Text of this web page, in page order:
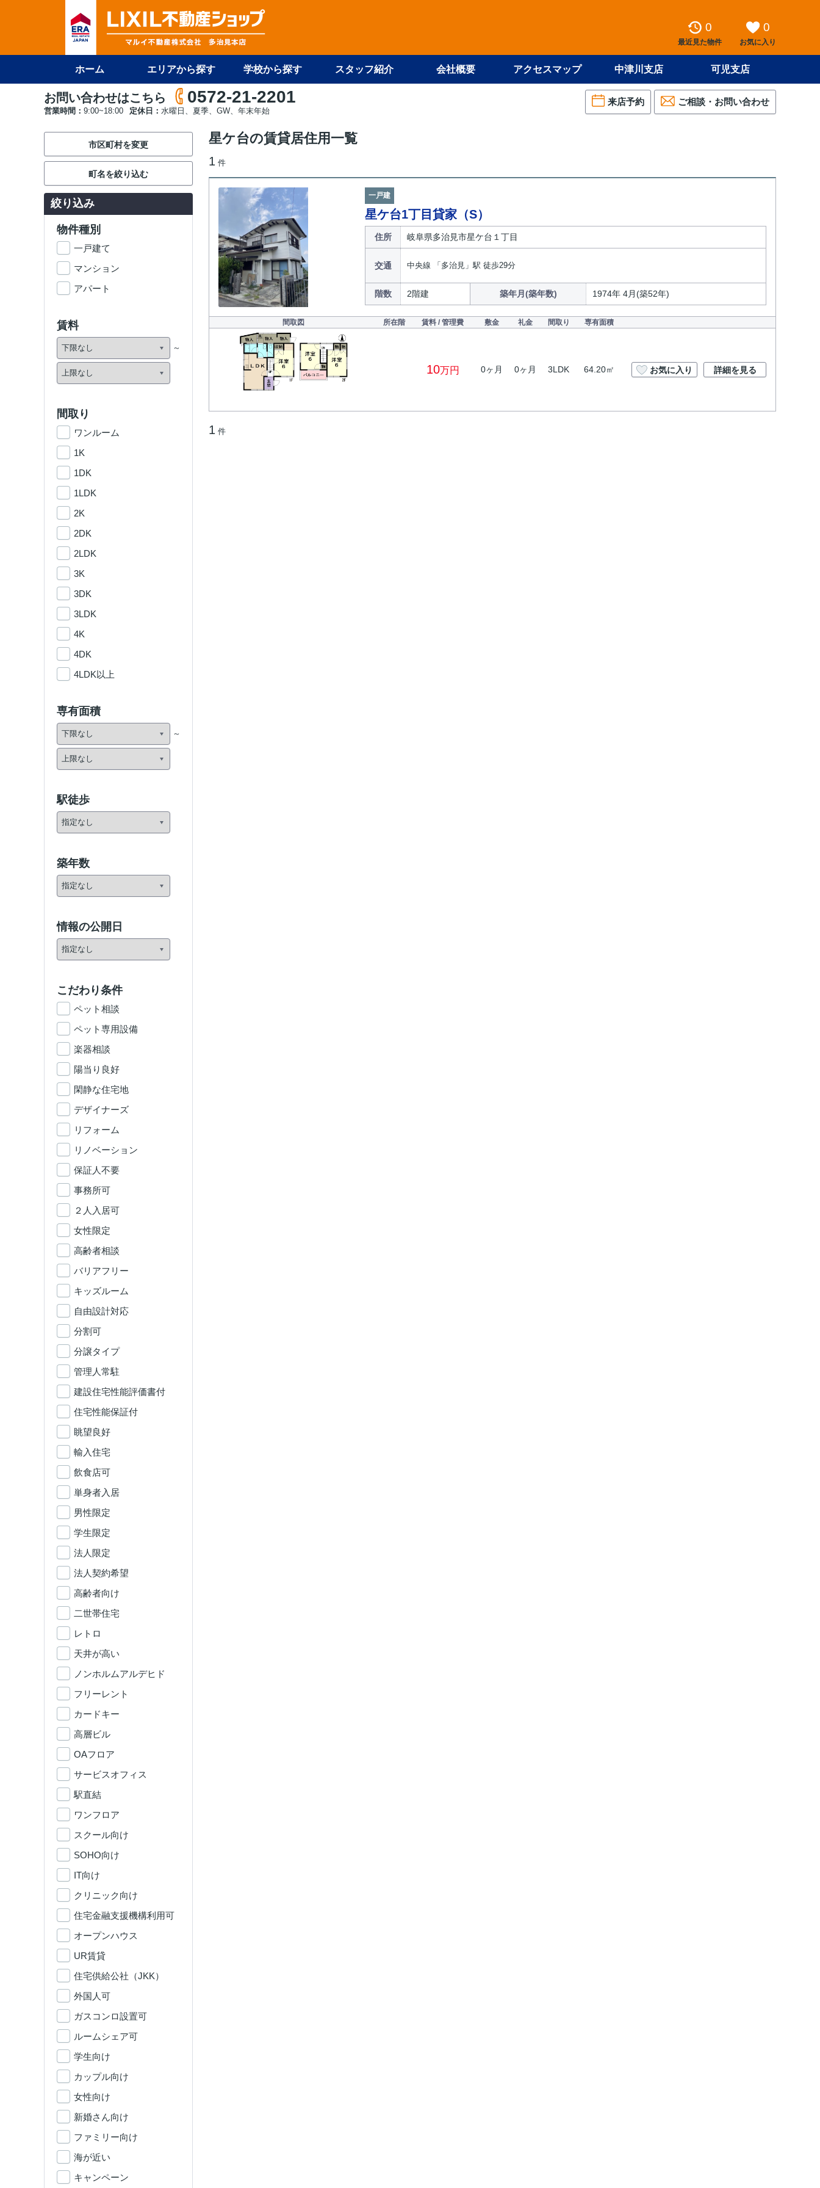
0
最近見た物件
0
お気に入り
ホーム エリアから探す 学校から探す スタッフ紹介 会社概要 アクセスマップ 中津川支店 可児支店
お問い合わせはこちら 0572-21-2201
営業時間： 9:00~18:00 定休日： 水曜日、夏季、GW、年末年始
来店予約 ご相談・お問い合わせ
星ケ台の賃貸居住用一覧
1 件
一戸建
星ケ台1丁目貸家（S）
住所 岐阜県多治見市星ケ台１丁目
交通 中央線 「多治見」駅 徒歩29分
階数 2階建 築年月(築年数) 1974年 4月(築52年)
間取図 所在階 賃料 / 管理費 敷金 礼金 間取り 専有面積
10万円 0ヶ月 0ヶ月 3LDK 64.20㎡ お気に入り 詳細を見る
1 件
市区町村を変更
町名を絞り込む
絞り込み
物件種別
一戸建て
マンション
アパート
賃料
間取り
ワンルーム
1K
1DK
1LDK
2K
2DK
2LDK
3K
3DK
3LDK
4K
4DK
4LDK以上
専有面積
駅徒歩
築年数
情報の公開日
こだわり条件
ペット相談
ペット専用設備
楽器相談
陽当り良好
閑静な住宅地
デザイナーズ
リフォーム
リノベーション
保証人不要
事務所可
２人入居可
女性限定
高齢者相談
バリアフリー
キッズルーム
自由設計対応
分割可
分譲タイプ
管理人常駐
建設住宅性能評価書付
住宅性能保証付
眺望良好
輸入住宅
飲食店可
単身者入居
男性限定
学生限定
法人限定
法人契約希望
高齢者向け
二世帯住宅
レトロ
天井が高い
ノンホルムアルデヒド
フリーレント
カードキー
高層ビル
OAフロア
サービスオフィス
駅直結
ワンフロア
スクール向け
SOHO向け
IT向け
クリニック向け
住宅金融支援機構利用可
オープンハウス
UR賃貸
住宅供給公社（JKK）
外国人可
ガスコンロ設置可
ルームシェア可
学生向け
カップル向け
女性向け
新婚さん向け
ファミリー向け
海が近い
キャンペーン